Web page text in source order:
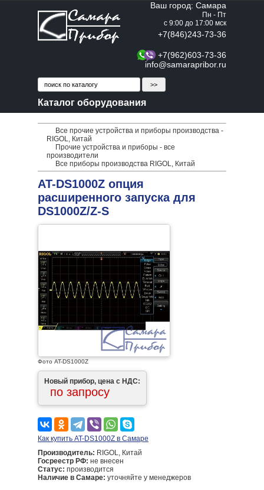
Ваш город: Самара
Пн - Пт
с 9:00 до 17:00 мск
+7(846)243-73-36
+7(962)603-73-36
info@samarapribor.ru
Каталог оборудования
Все прочие устройства и приборы производства -
RIGOL, Китай
Прочие устройства и приборы - все
производители
Все приборы производства RIGOL, Китай
AT-DS1000Z опция
расширенного запуска для
DS1000Z/Z-S
Фото AT-DS1000Z
Новый прибор, цена с НДС:
по запросу
Как купить AT-DS1000Z в Самаре
Производитель: RIGOL, Китай
Госреестр РФ: не внесен
Статус: производится
Наличие в Самаре: уточняйте у менеджеров